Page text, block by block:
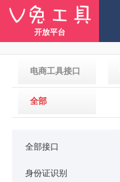
开放平台
电商工具接口
全部
全部接口
身份证识别